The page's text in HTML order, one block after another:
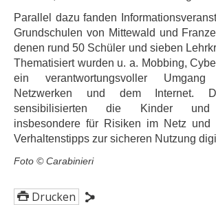
Parallel dazu fanden
Grundschulen von Mittewald und
denen rund 50 Schüler und sieben
Thematisiert wurden u. a. Mobbing,
ein verantwortungsvoller
Netzwerken und dem Internet.
sensibilisierten die Kinder und
insbesondere für Risiken im Netz und
Verhaltenstipps zur sicheren Nutzung
Foto © Carabinieri
Drucken